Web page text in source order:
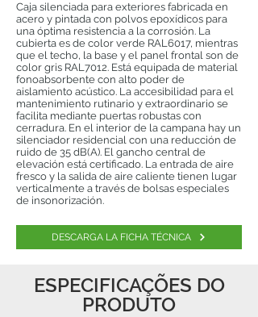
Caja silenciada para exteriores fabricada en
acero y pintada con polvos epoxídicos para
una óptima resistencia a la corrosión. La
cubierta es de color verde RAL6017, mientras
que el techo, la base y el panel frontal son de
color gris RAL7012. Está equipada de material
fonoabsorbente con alto poder de
aislamiento acústico. La accesibilidad para el
mantenimiento rutinario y extraordinario se
facilita mediante puertas robustas con
cerradura. En el interior de la campana hay un
silenciador residencial con una reducción de
ruido de 35 dB(A). El gancho central de
elevación está certificado. La entrada de aire
fresco y la salida de aire caliente tienen lugar
verticalmente a través de bolsas especiales
de insonorización.
DESCARGA LA FICHA TÉCNICA
ESPECIFICAÇÕES DO
PRODUTO